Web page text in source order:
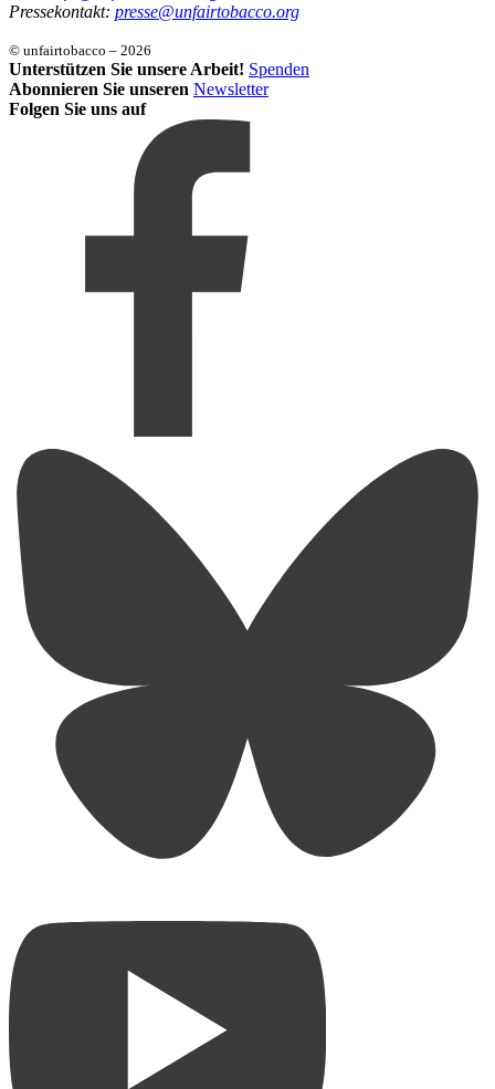
Pressekontakt: presse@unfairtobacco.org
© unfairtobacco – 2026
Unterstützen Sie unsere Arbeit! Spenden
Abonnieren Sie unseren Newsletter
Folgen Sie uns auf